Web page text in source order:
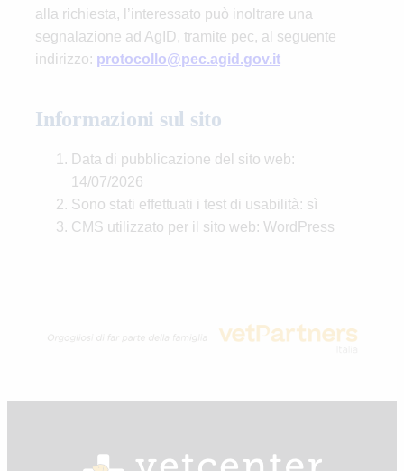
alla richiesta, l’interessato può inoltrare una
segnalazione ad AgID, tramite pec, al seguente
indirizzo: protocollo@pec.agid.gov.it
Informazioni sul sito
Data di pubblicazione del sito web:
14/07/2026
Sono stati effettuati i test di usabilità: sì
CMS utilizzato per il sito web: WordPress